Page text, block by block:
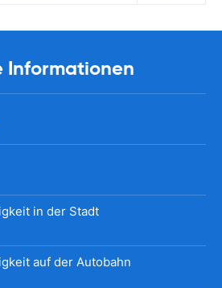
Informationen
in der Stadt
auf der Autobahn